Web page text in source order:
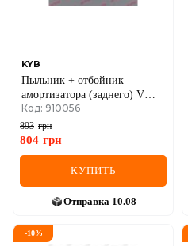
SMART
SSANGYONG
SUBARU
SUZUKI
TESLA
TOYOTA
KYB
Пыльник + отбойник
амортизатора (заднего) VW
Golf VI/Passat 05-14 (кт 2шт)
Код: 910056
893 грн
804 грн
КУПИТЬ
Отправка 10.08
-10%